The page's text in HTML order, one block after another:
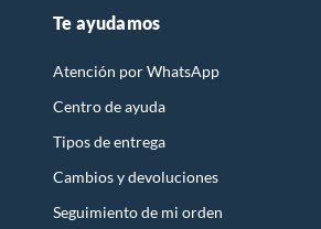
Te ayudamos
Atención por WhatsApp
Centro de ayuda
Tipos de entrega
Cambios y devoluciones
Seguimiento de mi orden